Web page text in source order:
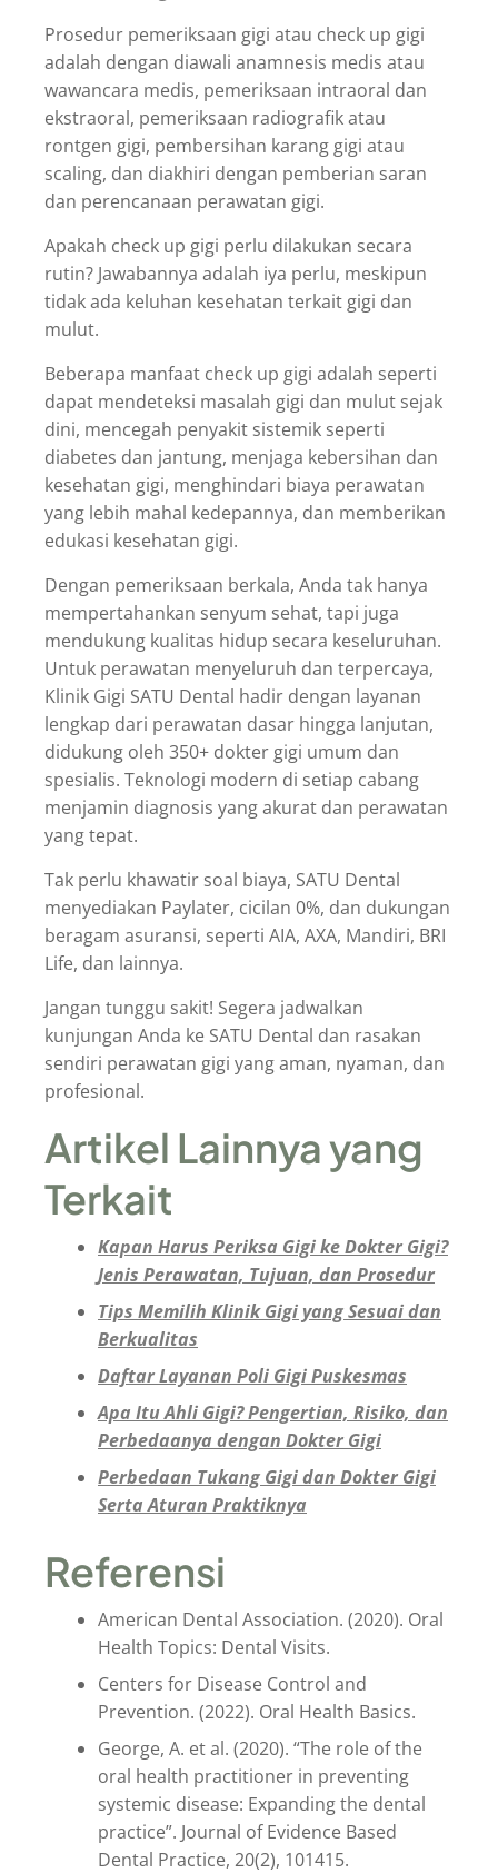
Prosedur pemeriksaan gigi atau check up gigi
adalah dengan diawali anamnesis medis atau
wawancara medis, pemeriksaan intraoral dan
ekstraoral, pemeriksaan radiografik atau
rontgen gigi, pembersihan karang gigi atau
scaling, dan diakhiri dengan pemberian saran
dan perencanaan perawatan gigi.
Apakah check up gigi perlu dilakukan secara
rutin? Jawabannya adalah iya perlu, meskipun
tidak ada keluhan kesehatan terkait gigi dan
mulut.
Beberapa manfaat check up gigi adalah seperti
dapat mendeteksi masalah gigi dan mulut sejak
dini, mencegah penyakit sistemik seperti
diabetes dan jantung, menjaga kebersihan dan
kesehatan gigi, menghindari biaya perawatan
yang lebih mahal kedepannya, dan memberikan
edukasi kesehatan gigi.
Dengan pemeriksaan berkala, Anda tak hanya
mempertahankan senyum sehat, tapi juga
mendukung kualitas hidup secara keseluruhan.
Untuk perawatan menyeluruh dan terpercaya,
Klinik Gigi SATU Dental hadir dengan layanan
lengkap dari perawatan dasar hingga lanjutan,
didukung oleh 350+ dokter gigi umum dan
spesialis. Teknologi modern di setiap cabang
menjamin diagnosis yang akurat dan perawatan
yang tepat.
Tak perlu khawatir soal biaya, SATU Dental
menyediakan Paylater, cicilan 0%, dan dukungan
beragam asuransi, seperti AIA, AXA, Mandiri, BRI
Life, dan lainnya.
Jangan tunggu sakit! Segera jadwalkan
kunjungan Anda ke SATU Dental dan rasakan
sendiri perawatan gigi yang aman, nyaman, dan
profesional.
Artikel Lainnya yang
Terkait
Kapan Harus Periksa Gigi ke Dokter Gigi?
Jenis Perawatan, Tujuan, dan Prosedur
Tips Memilih Klinik Gigi yang Sesuai dan
Berkualitas
Daftar Layanan Poli Gigi Puskesmas
Apa Itu Ahli Gigi? Pengertian, Risiko, dan
Perbedaanya dengan Dokter Gigi
Perbedaan Tukang Gigi dan Dokter Gigi
Serta Aturan Praktiknya
Referensi
American Dental Association. (2020). Oral
Health Topics: Dental Visits.
Centers for Disease Control and
Prevention. (2022). Oral Health Basics.
George, A. et al. (2020). “The role of the
oral health practitioner in preventing
systemic disease: Expanding the dental
practice”. Journal of Evidence Based
Dental Practice, 20(2), 101415.